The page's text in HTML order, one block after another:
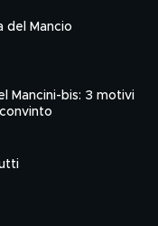
del Mancio
Mancini-bis: 3 motivi